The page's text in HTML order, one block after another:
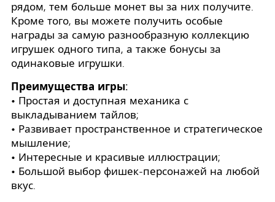
рядом, тем больше монет вы за них получите.
Кроме того, вы можете получить особые
награды за самую разнообразную коллекцию
игрушек одного типа, а также бонусы за
одинаковые игрушки.
Преимущества игры:
• Простая и доступная механика с
выкладыванием тайлов;
• Развивает пространственное и стратегическое
мышление;
• Интересные и красивые иллюстрации;
• Большой выбор фишек-персонажей на любой
вкус.